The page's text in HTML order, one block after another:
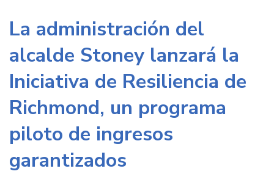
La administración del
alcalde Stoney lanzará la
Iniciativa de Resiliencia de
Richmond, un programa
piloto de ingresos
garantizados